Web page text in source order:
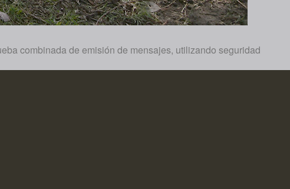
combinada de emisión de mensajes, utilizando seguridad